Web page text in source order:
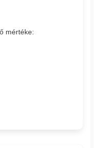
mértéke: